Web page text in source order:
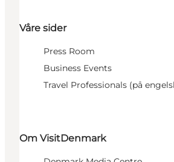
Våre sider
Press Room
Business Events
Travel Professionals (på
Om VisitDenmark